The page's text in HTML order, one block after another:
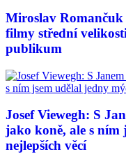
Miroslav
filmy střední
publikum
Josef Viewegh: S
jako koně, ale s ním
nejlepších věcí